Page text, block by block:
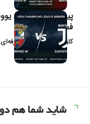
پیش‌بینی و تحلیل
فصل ۲۰۲۶
کاوه نیک‌فر، تحلیل‌گر حرفه‌ای
شاید شما هم